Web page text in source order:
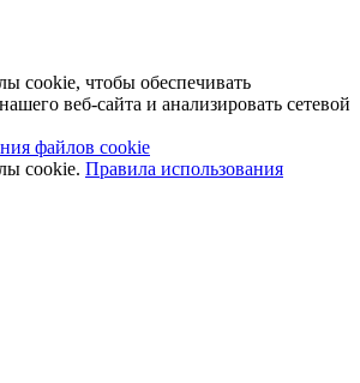
cookie, чтобы обеспечивать
веб-сайта и анализировать сетевой
файлов cookie
cookie. Правила использования